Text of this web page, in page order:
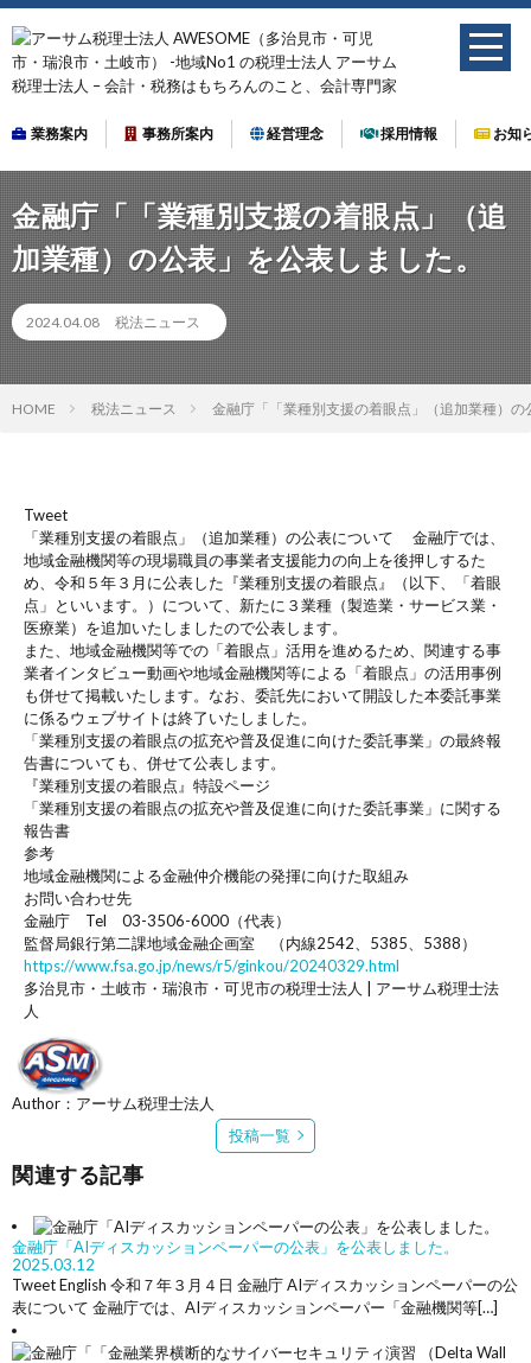
業務案内 事務所案内 経営理念 採用情報 お知
金融庁「「業種別支援の着眼点」（追
加業種）の公表」を公表しました。
2024.04.08 税法ニュース
HOME 税法ニュース 金融庁「「業種別支援の着眼点」（追加業種）
Tweet
「業種別支援の着眼点」（追加業種）の公表について 金融庁では、
地域金融機関等の現場職員の事業者支援能力の向上を後押しするた
め、令和５年３月に公表した『業種別支援の着眼点』（以下、「着眼
点」といいます。）について、新たに３業種（製造業・サービス業・
医療業）を追加いたしましたので公表します。
また、地域金融機関等での「着眼点」活用を進めるため、関連する事
業者インタビュー動画や地域金融機関等による「着眼点」の活用事例
も併せて掲載いたします。なお、委託先において開設した本委託事業
に係るウェブサイトは終了いたしました。
「業種別支援の着眼点の拡充や普及促進に向けた委託事業」の最終報
告書についても、併せて公表します。
『業種別支援の着眼点』特設ページ
「業種別支援の着眼点の拡充や普及促進に向けた委託事業」に関する
報告書
参考
地域金融機関による金融仲介機能の発揮に向けた取組み
お問い合わせ先
金融庁 Tel 03-3506-6000（代表）
監督局銀行第二課地域金融企画室 （内線2542、5385、5388）
https://www.fsa.go.jp/news/r5/ginkou/20240329.html
多治見市・土岐市・瑞浪市・可児市の税理士法人 | アーサム税理士法
人
Author：アーサム税理士法人
投稿一覧
関連する記事
金融庁「AIディスカッションペーパーの公表」を公表しました。
2025.03.12
Tweet English 令和７年３月４日 金融庁 AIディスカッションペーパーの公
表について 金融庁では、AIディスカッションペーパー「金融機関等[…]